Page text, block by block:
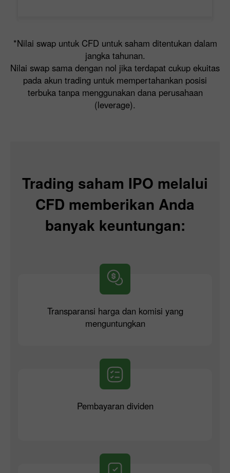
*Nilai swap untuk CFD untuk saham ditentukan dalam
jangka tahunan.
Nilai swap sama dengan nol jika terdapat cukup ekuitas
pada akun trading untuk mempertahankan posisi
terbuka tanpa menggunakan dana perusahaan
(leverage).
Trading saham IPO melalui
CFD memberikan Anda
banyak keuntungan:
Transparansi harga dan komisi yang
menguntungkan
Pembayaran dividen